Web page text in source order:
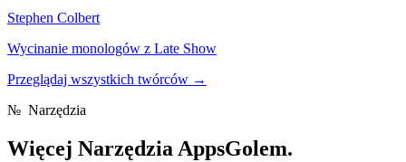
Stephen Colbert
Wycinanie monologów z Late Show
Przeglądaj wszystkich twórców →
№ Narzędzia
Więcej Narzędzia AppsGolem.